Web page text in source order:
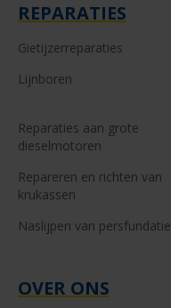
REPARATIES
Gietijzerreparaties
Lijnboren
Reparaties aan grote
dieselmotoren
Repareren en richten van
krukassen
Naslijpen van persfundatie
OVER ONS